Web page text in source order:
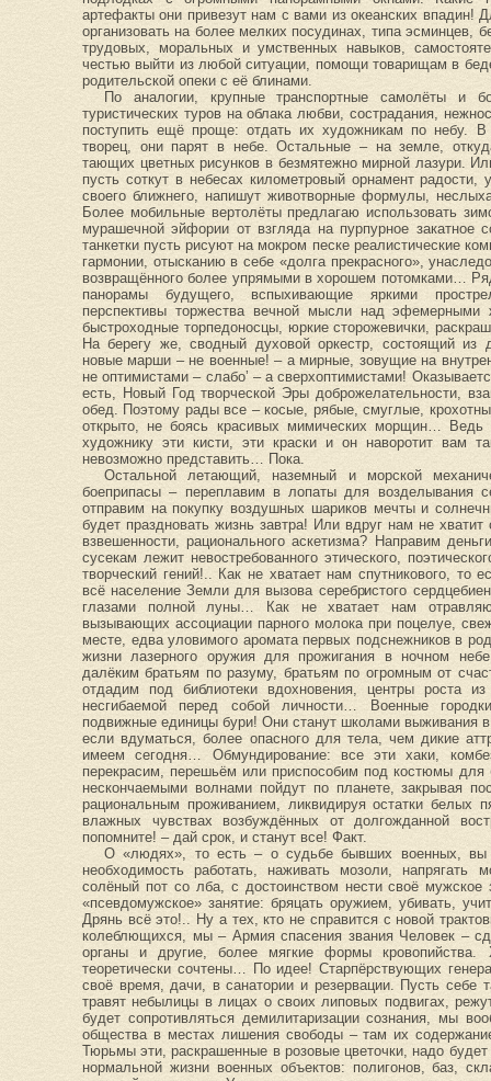
артефакты они привезут нам с вами из океанских впадин!
организовать на более мелких посудинах, типа эсминцев,
трудовых, моральных и умственных навыков,
честью выйти из любой ситуации, помощи товарищам в
родительской опеки с её блинами.
По аналогии, крупные транспортные самолёты и
туристических туров на облака любви, сострадания,
поступить ещё проще: отдать их художникам по небу.
творец, они парят в небе. Остальные – на земле,
тающих цветных рисунков в безмятежно мирной лазури.
пусть соткут в небесах километровый орнамент радости,
своего ближнего, напишут животворные формулы,
Более мобильные вертолёты предлагаю использовать
мурашечной эйфории от взгляда на пурпурное
танкетки пусть рисуют на мокром песке реалистические
гармонии, отысканию в себе «долга прекрасного»,
возвращённого более упрямыми в хорошем потомками…
панорамы будущего, вспыхивающие яркими
перспективы торжества вечной мысли над
быстроходные торпедоносцы, юркие сторожевички,
На берегу же, сводный духовой оркестр, состоящий из
новые марши – не военные! – а мирные, зовущие на
не оптимистами – слабо’ – а сверхоптимистами!
есть, Новый Год творческой Эры доброжелательности,
обед. Поэтому рады все – косые, рябые, смуглые,
открыто, не боясь красивых мимических морщин…
художнику эти кисти, эти краски и он наворотит вам
невозможно представить… Пока.
Остальной летающий, наземный и морской
боеприпасы – переплавим в лопаты для возделывания
отправим на покупку воздушных шариков мечты и
будет праздновать жизнь завтра! Или вдруг нам не
взвешенности, рационального аскетизма? Направим
сусекам лежит невостребованного этического,
творческий гений!.. Как не хватает нам спутникового, то
всё население Земли для вызова серебристого
глазами полной луны… Как не хватает нам
вызывающих ассоциации парного молока при поцелуе,
месте, едва уловимого аромата первых подснежников в
жизни лазерного оружия для прожигания в ночном
далёким братьям по разуму, братьям по огромным от
отдадим под библиотеки вдохновения, центры роста
несгибаемой перед собой личности… Военные
подвижные единицы бури! Они станут школами выживания в
если вдуматься, более опасного для тела, чем дикие
имеем сегодня… Обмундирование: все эти хаки,
перекрасим, перешьём или приспособим под костюмы для
нескончаемыми волнами пойдут по планете, закрывая
рациональным проживанием, ликвидируя остатки белых
влажных чувствах возбуждённых от долгожданной
попомните! – дай срок, и станут все! Факт.
О «людях», то есть – о судьбе бывших военных, вы
необходимость работать, наживать мозоли, напрягать
солёный пот со лба, с достоинством нести своё
«псевдомужское» занятие: бряцать оружием, убивать,
Дрянь всё это!.. Ну а тех, кто не справится с новой
колеблющихся, мы – Армия спасения звания Человек –
органы и другие, более мягкие формы
теоретически сочтены… По идее! Старпёрствующих
своё время, дачи, в санатории и резервации. Пусть себе
травят небылицы в лицах о своих липовых подвигах,
будет сопротивляться демилитаризации сознания, мы
общества в местах лишения свободы – там их
Тюрьмы эти, раскрашенные в розовые цветочки, надо
нормальной жизни военных объектов: полигонов, баз,